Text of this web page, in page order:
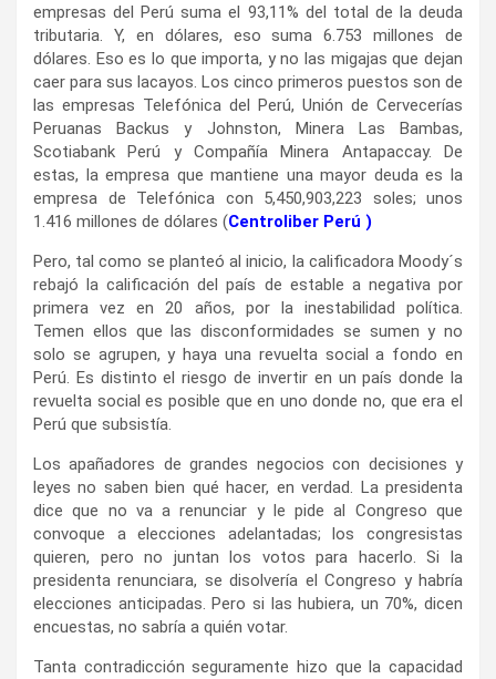
empresas del Perú suma el 93,11% del total de la deuda
tributaria. Y, en dólares, eso suma 6.753 millones de
dólares. Eso es lo que importa, y no las migajas que dejan
caer para sus lacayos. Los cinco primeros puestos son de
las empresas Telefónica del Perú, Unión de Cervecerías
Peruanas Backus y Johnston, Minera Las Bambas,
Scotiabank Perú y Compañía Minera Antapaccay. De
estas, la empresa que mantiene una mayor deuda es la
empresa de Telefónica con 5,450,903,223 soles; unos
1.416 millones de dólares (Centroliber Perú )
Pero, tal como se planteó al inicio, la calificadora Moody´s
rebajó la calificación del país de estable a negativa por
primera vez en 20 años, por la inestabilidad política.
Temen ellos que las disconformidades se sumen y no
solo se agrupen, y haya una revuelta social a fondo en
Perú. Es distinto el riesgo de invertir en un país donde la
revuelta social es posible que en uno donde no, que era el
Perú que subsistía.
Los apañadores de grandes negocios con decisiones y
leyes no saben bien qué hacer, en verdad. La presidenta
dice que no va a renunciar y le pide al Congreso que
convoque a elecciones adelantadas; los congresistas
quieren, pero no juntan los votos para hacerlo. Si la
presidenta renunciara, se disolvería el Congreso y habría
elecciones anticipadas. Pero si las hubiera, un 70%, dicen
encuestas, no sabría a quién votar.
Tanta contradicción seguramente hizo que la capacidad